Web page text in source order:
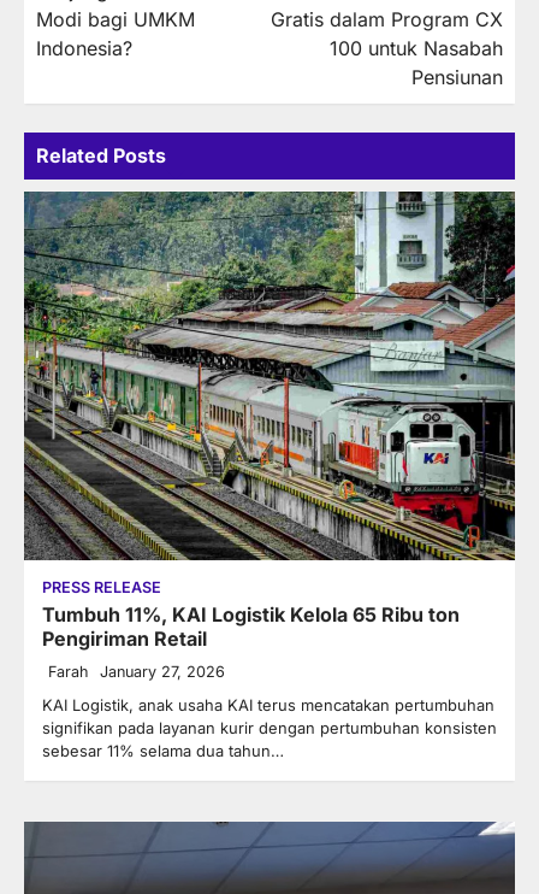
Modi bagi UMKM
Indonesia?
Gratis dalam Program CX
100 untuk Nasabah
Pensiunan
Related Posts
PRESS RELEASE
Tumbuh 11%, KAI Logistik Kelola 65 Ribu ton
Pengiriman Retail
Farah January 27, 2026
KAI Logistik, anak usaha KAI terus mencatakan pertumbuhan
signifikan pada layanan kurir dengan pertumbuhan konsisten
sebesar 11% selama dua tahun…